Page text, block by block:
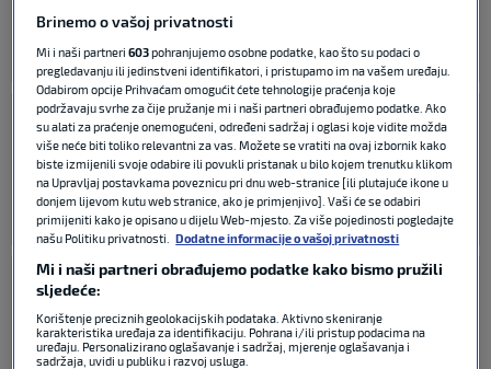
NOGOMET 20. svi 2026 0
Bašić asistirao u ludom remiju
Lazija s Udineseom
NOGOMET 27. tra 2026 0
Atalanta bez finala Kupa: Pašalić
a onda promašio penal u
raspucavanju
Brinemo o vašoj privatnosti
Mi i naši partneri603pohranjujemo osobne podatke, kao što su podaci o
pregledavanju ili jedinstveni identifikatori, i pristupamo im na vašem uređaju.
Odabirom opcije Prihvaćam omogućit ćete tehnologije praćenja koje
podržavaju svrhe za čije pružanje mi i naši partneri obrađujemo podatke. Ako
su alati za praćenje onemogućeni, određeni sadržaj i oglasi koje vidite možda
više neće biti toliko relevantni za vas. Možete se vratiti na ovaj izbornik kako
biste izmijenili svoje odabire ili povukli pristanak u bilo kojem trenutku klikom
na Upravljaj postavkama poveznicu pri dnu web-stranice [ili plutajuće ikone u
donjem lijevom kutu web stranice, ako je primjenjivo]. Vaši će se odabiri
primijeniti kako je opisano u dijelu Web-mjesto. Za više pojedinosti pogledajte
našu Politiku privatnosti.
Dodatne informacije o vašoj privatnosti
Mi i naši partneri obrađujemo podatke kako bismo pružili
sljedeće:
Korištenje preciznih geolokacijskih podataka. Aktivno skeniranje
karakteristika uređaja za identifikaciju. Pohrana i/ili pristup podacima na
uređaju. Personalizirano oglašavanje i sadržaj, mjerenje oglašavanja i
sadržaja, uvidi u publiku i razvoj usluga.